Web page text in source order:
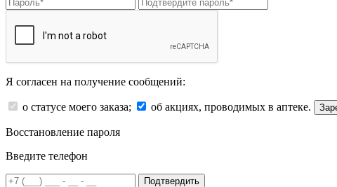
Я согласен на получение сообщений:
о статусе моего заказа; об акциях, проводимых в аптеке.
Восстановление пароля
Введите телефон
Подтвердить